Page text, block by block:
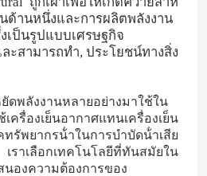
ด้านหนึ่งและการผลิตพลังงาน
เป็นรูปแบบเศรษฐกิจ
ะสามารถทํา, ประโยชน์ทางสิ่ง
ดพลังงานหลายอย่างมาใช้ใน
ครื่องเย็นอากาศแทนเครื่องเย็น
รัพยากรน้ําในการบําบัดน้ําเสีย
ลือกเทคโนโลยีที่ทันสมัยใน
องความต้องการของ